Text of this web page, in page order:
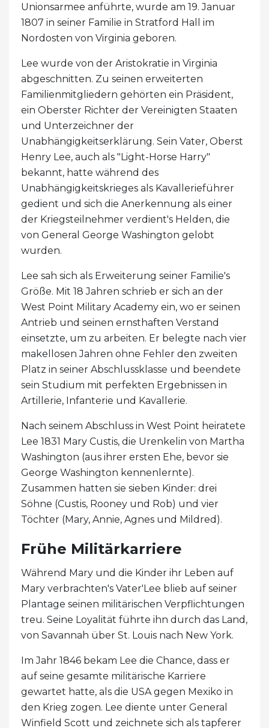
Unionsarmee anführte, wurde am 19. Januar
1807 in seiner Familie in Stratford Hall im
Nordosten von Virginia geboren.
Lee wurde von der Aristokratie in Virginia
abgeschnitten. Zu seinen erweiterten
Familienmitgliedern gehörten ein Präsident,
ein Oberster Richter der Vereinigten Staaten
und Unterzeichner der
Unabhängigkeitserklärung. Sein Vater, Oberst
Henry Lee, auch als "Light-Horse Harry"
bekannt, hatte während des
Unabhängigkeitskrieges als Kavallerieführer
gedient und sich die Anerkennung als einer
der Kriegsteilnehmer verdient's Helden, die
von General George Washington gelobt
wurden.
Lee sah sich als Erweiterung seiner Familie's
Größe. Mit 18 Jahren schrieb er sich an der
West Point Military Academy ein, wo er seinen
Antrieb und seinen ernsthaften Verstand
einsetzte, um zu arbeiten. Er belegte nach vier
makellosen Jahren ohne Fehler den zweiten
Platz in seiner Abschlussklasse und beendete
sein Studium mit perfekten Ergebnissen in
Artillerie, Infanterie und Kavallerie.
Nach seinem Abschluss in West Point heiratete
Lee 1831 Mary Custis, die Urenkelin von Martha
Washington (aus ihrer ersten Ehe, bevor sie
George Washington kennenlernte).
Zusammen hatten sie sieben Kinder: drei
Söhne (Custis, Rooney und Rob) und vier
Töchter (Mary, Annie, Agnes und Mildred).
Frühe Militärkarriere
Während Mary und die Kinder ihr Leben auf
Mary verbrachten's Vater'Lee blieb auf seiner
Plantage seinen militärischen Verpflichtungen
treu. Seine Loyalität führte ihn durch das Land,
von Savannah über St. Louis nach New York.
Im Jahr 1846 bekam Lee die Chance, dass er
auf seine gesamte militärische Karriere
gewartet hatte, als die USA gegen Mexiko in
den Krieg zogen. Lee diente unter General
Winfield Scott und zeichnete sich als tapferer